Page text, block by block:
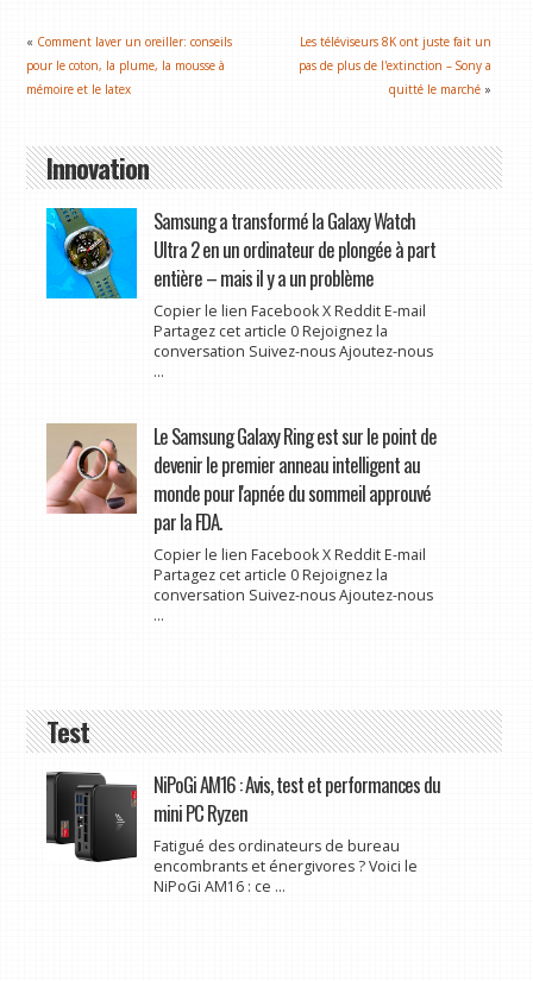
« Comment laver un oreiller: conseils
pour le coton, la plume, la mousse à
mémoire et le latex
Les téléviseurs 8K ont juste fait un
pas de plus de l'extinction – Sony a
quitté le marché »
Innovation
Samsung a transformé la Galaxy Watch
Ultra 2 en un ordinateur de plongée à part
entière – mais il y a un problème
Copier le lien Facebook X Reddit E-mail
Partagez cet article 0 Rejoignez la
conversation Suivez-nous Ajoutez-nous
...
Le Samsung Galaxy Ring est sur le point de
devenir le premier anneau intelligent au
monde pour l'apnée du sommeil approuvé
par la FDA.
Copier le lien Facebook X Reddit E-mail
Partagez cet article 0 Rejoignez la
conversation Suivez-nous Ajoutez-nous
...
Test
NiPoGi AM16 : Avis, test et performances du
mini PC Ryzen
Fatigué des ordinateurs de bureau
encombrants et énergivores ? Voici le
NiPoGi AM16 : ce ...